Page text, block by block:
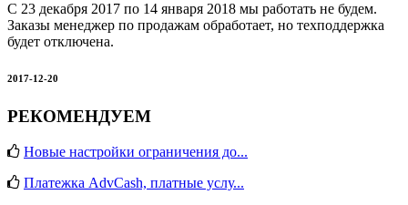
С 23 декабря 2017 по 14 января 2018 мы работать не будем.
Заказы менеджер по продажам обработает, но техподдержка
будет отключена.
2017-12-20
РЕКОМЕНДУЕМ
Новые настройки ограничения до...
Платежка AdvCash, платные услу...